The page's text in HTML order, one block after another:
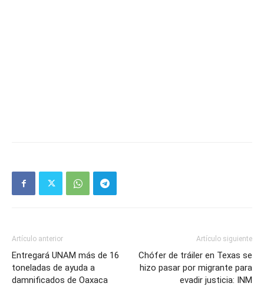
Artículo anterior
Entregará UNAM más de 16
toneladas de ayuda a
damnificados de Oaxaca
Artículo siguiente
Chófer de tráiler en Texas se
hizo pasar por migrante para
evadir justicia: INM